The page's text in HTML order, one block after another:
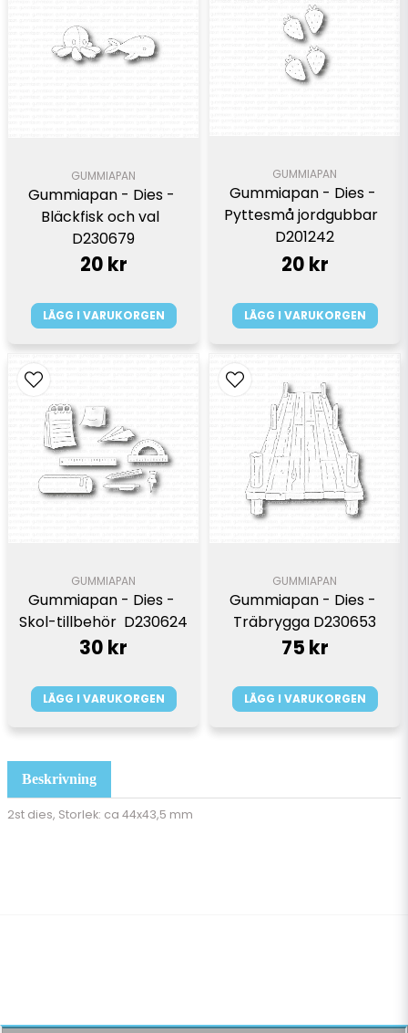
Beskrivning
2st dies, Storlek: ca 44x43,5 mm
GUMMIAPAN
Gummiapan - Dies -
Bläckfisk och val
D230679
20 kr
LÄGG I VARUKORGEN
GUMMIAPAN
Gummiapan - Dies -
Pyttesmå jordgubbar
D201242
20 kr
LÄGG I VARUKORGEN
GUMMIAPAN
Gummiapan - Dies -
Skol-tillbehör  D230624
30 kr
LÄGG I VARUKORGEN
GUMMIAPAN
Gummiapan - Dies -
Träbrygga D230653
75 kr
LÄGG I VARUKORGEN